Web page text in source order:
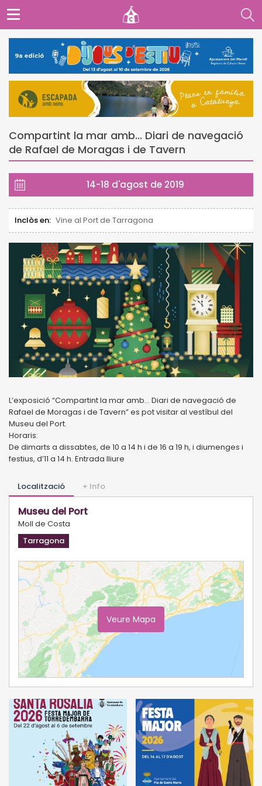
Compartint la mar amb... Diari de navegació
de Rafael de Moragas i de Tavern
14-18 d'agost de 2019
Inclòs en: Vine al Port de Tarragona
L’exposició “Compartint la mar amb... Diari de navegació de
Rafael de Moragas i de Tavern” es pot visitar al vestíbul del
Museu del Port.
Horaris:
De dimarts a dissabtes, de 10 a 14 h i de 16 a 19 h, i diumenges i
festius, d’11 a 14 h. Entrada lliure
Localització + Info
Museu del Port
Moll de Costa
Tarragona
Veure Mapa